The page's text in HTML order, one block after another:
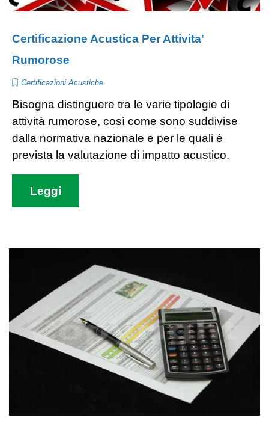
Certificazione Acustica Per Attivita'
Rumorose
Certificazioni Acustiche
Bisogna distinguere tra le varie tipologie di
attività rumorose, così come sono suddivise
dalla normativa nazionale e per le quali è
prevista la valutazione di impatto acustico.
Leggi